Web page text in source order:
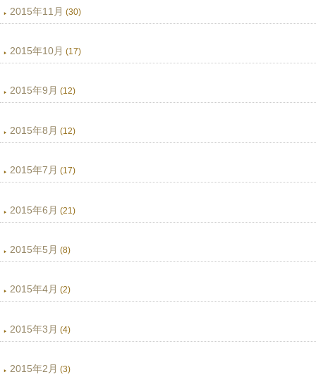
2015年11月 (30)
2015年10月 (17)
2015年9月 (12)
2015年8月 (12)
2015年7月 (17)
2015年6月 (21)
2015年5月 (8)
2015年4月 (2)
2015年3月 (4)
2015年2月 (3)